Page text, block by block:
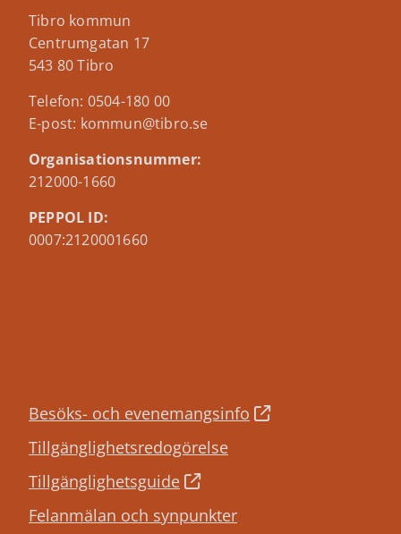
Tibro kommun
Centrumgatan 17
543 80 Tibro
Telefon: 0504-180 00
E-post: kommun@tibro.se
Organisationsnummer:
212000-1660
PEPPOL ID:
0007:2120001660
Besöks- och evenemangsinfo
Tillgänglighetsredogörelse
Tillgänglighetsguide
Felanmälan och synpunkter